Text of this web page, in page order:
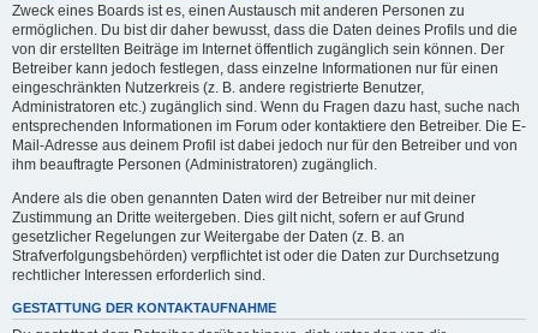
Zweck eines Boards ist es, einen Austausch mit anderen Personen zu
ermöglichen. Du bist dir daher bewusst, dass die Daten deines Profils und die
von dir erstellten Beiträge im Internet öffentlich zugänglich sein können. Der
Betreiber kann jedoch festlegen, dass einzelne Informationen nur für einen
eingeschränkten Nutzerkreis (z. B. andere registrierte Benutzer,
Administratoren etc.) zugänglich sind. Wenn du Fragen dazu hast, suche nach
entsprechenden Informationen im Forum oder kontaktiere den Betreiber. Die E-
Mail-Adresse aus deinem Profil ist dabei jedoch nur für den Betreiber und von
ihm beauftragte Personen (Administratoren) zugänglich.
Andere als die oben genannten Daten wird der Betreiber nur mit deiner
Zustimmung an Dritte weitergeben. Dies gilt nicht, sofern er auf Grund
gesetzlicher Regelungen zur Weitergabe der Daten (z. B. an
Strafverfolgungsbehörden) verpflichtet ist oder die Daten zur Durchsetzung
rechtlicher Interessen erforderlich sind.
GESTATTUNG DER KONTAKTAUFNAHME